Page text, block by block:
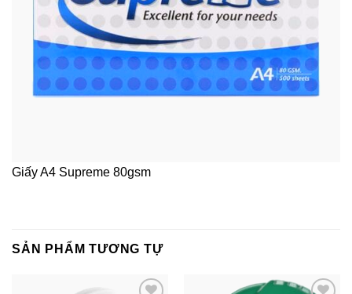
Giấy A4 Supreme 80gsm
SẢN PHẨM TƯƠNG TỰ